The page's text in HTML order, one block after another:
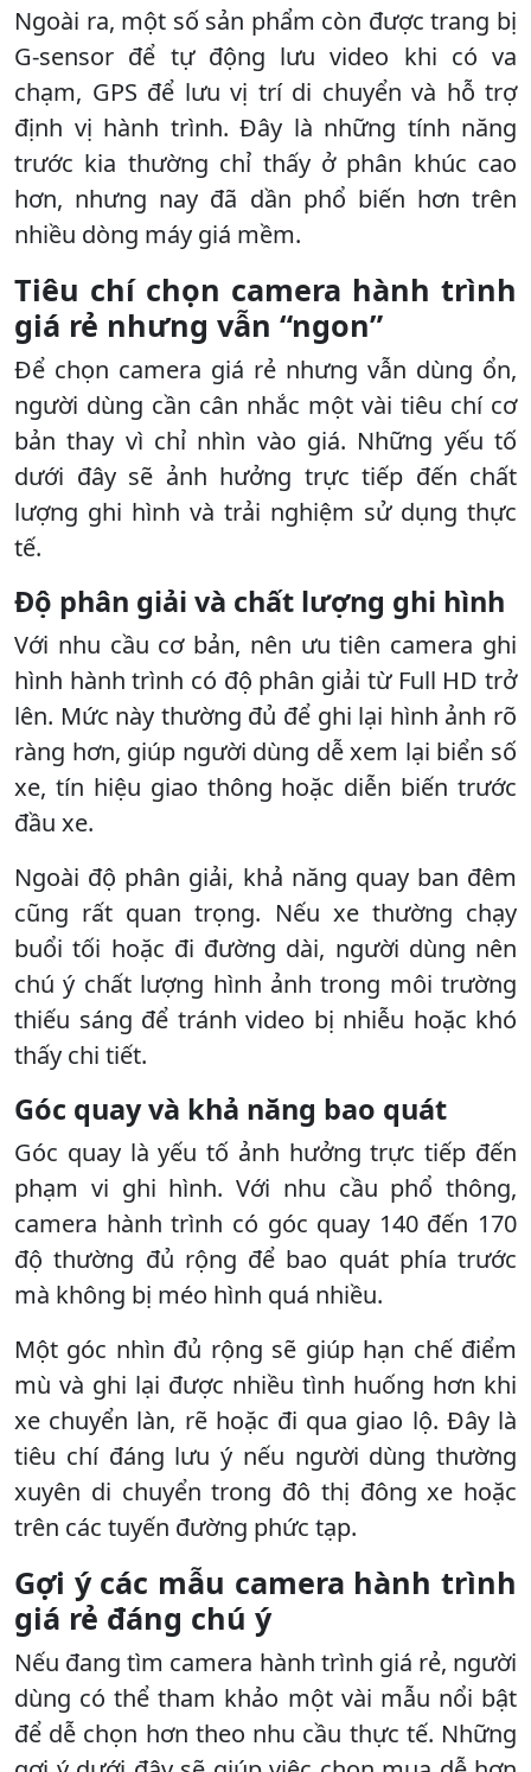
Ngoài ra, một số sản phẩm còn được trang bị
G-sensor để tự động lưu video khi có va
chạm, GPS để lưu vị trí di chuyển và hỗ trợ
định vị hành trình. Đây là những tính năng
trước kia thường chỉ thấy ở phân khúc cao
hơn, nhưng nay đã dần phổ biến hơn trên
nhiều dòng máy giá mềm.
Tiêu chí chọn camera hành trình
giá rẻ nhưng vẫn “ngon”
Để chọn camera giá rẻ nhưng vẫn dùng ổn,
người dùng cần cân nhắc một vài tiêu chí cơ
bản thay vì chỉ nhìn vào giá. Những yếu tố
dưới đây sẽ ảnh hưởng trực tiếp đến chất
lượng ghi hình và trải nghiệm sử dụng thực
tế.
Độ phân giải và chất lượng ghi hình
Với nhu cầu cơ bản, nên ưu tiên camera ghi
hình hành trình có độ phân giải từ Full HD trở
lên. Mức này thường đủ để ghi lại hình ảnh rõ
ràng hơn, giúp người dùng dễ xem lại biển số
xe, tín hiệu giao thông hoặc diễn biến trước
đầu xe.
Ngoài độ phân giải, khả năng quay ban đêm
cũng rất quan trọng. Nếu xe thường chạy
buổi tối hoặc đi đường dài, người dùng nên
chú ý chất lượng hình ảnh trong môi trường
thiếu sáng để tránh video bị nhiễu hoặc khó
thấy chi tiết.
Góc quay và khả năng bao quát
Góc quay là yếu tố ảnh hưởng trực tiếp đến
phạm vi ghi hình. Với nhu cầu phổ thông,
camera hành trình có góc quay 140 đến 170
độ thường đủ rộng để bao quát phía trước
mà không bị méo hình quá nhiều.
Một góc nhìn đủ rộng sẽ giúp hạn chế điểm
mù và ghi lại được nhiều tình huống hơn khi
xe chuyển làn, rẽ hoặc đi qua giao lộ. Đây là
tiêu chí đáng lưu ý nếu người dùng thường
xuyên di chuyển trong đô thị đông xe hoặc
trên các tuyến đường phức tạp.
Gợi ý các mẫu camera hành trình
giá rẻ đáng chú ý
Nếu đang tìm camera hành trình giá rẻ, người
dùng có thể tham khảo một vài mẫu nổi bật
để dễ chọn hơn theo nhu cầu thực tế. Những